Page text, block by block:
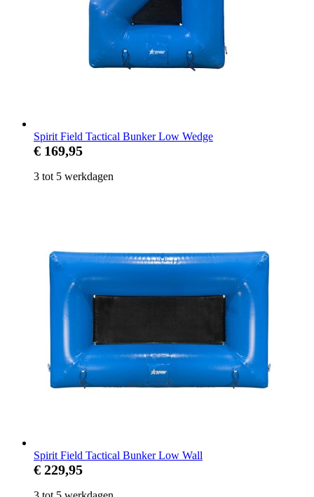
Spirit Field Tactical Bunker Low Wedge
€ 169,95
3 tot 5 werkdagen
Spirit Field Tactical Bunker Low Wall
€ 229,95